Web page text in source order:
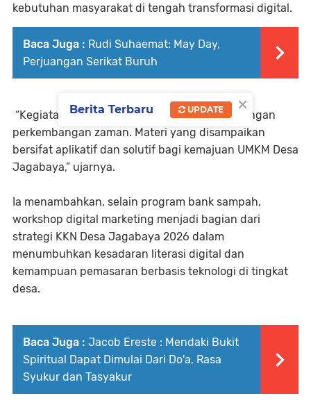
kebutuhan masyarakat di tengah transformasi digital.
Baca Juga : Rudi Suhaemat: May Day,
Perjuangan Serikat Buruh
“Kegiatan ini sangat luar biasa dan sesuai dengan
perkembangan zaman. Materi yang disampaikan
bersifat aplikatif dan solutif bagi kemajuan UMKM Desa
Jagabaya,” ujarnya.
Ia menambahkan, selain program bank sampah,
workshop digital marketing menjadi bagian dari
strategi KKN Desa Jagabaya 2026 dalam
menumbuhkan kesadaran literasi digital dan
kemampuan pemasaran berbasis teknologi di tingkat
desa.
Baca Juga : Jacob Ereste : Mendaki Bukit
Spiritual Dapat Dimulai Dari Do'a, Rasa
Syukur dan Tasyakur
×
Berita Terbaru UPDATE